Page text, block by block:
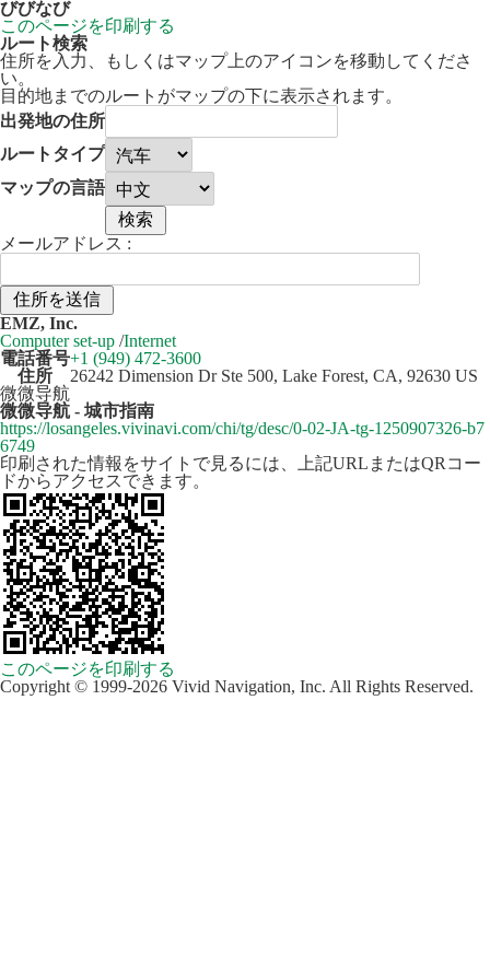
びびなび
このページを印刷する
ルート検索
住所を入力、もしくはマップ上のアイコンを移動してくださ
い。
目的地までのルートがマップの下に表示されます。
出発地の住所
ルートタイプ
マップの言語
メールアドレス :
+
−
50 km
EMZ, Inc.
Computer set-up /Internet
電話番号+1 (949) 472-3600
住所
26242 Dimension Dr Ste 500, Lake Forest, CA, 92630 US
微微导航
微微导航 - 城市指南
https://losangeles.vivinavi.com/chi/tg/desc/0-02-JA-tg-1250907326-b7
6749
印刷された情報をサイトで見るには、上記URLまたはQRコー
ドからアクセスできます。
このページを印刷する
Copyright © 1999-2026 Vivid Navigation, Inc. All Rights Reserved.